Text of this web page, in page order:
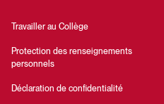
Travailler au Collège
Protection des renseignements
personnels
Déclaration de confidentialité